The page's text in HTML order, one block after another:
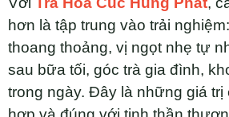
hơn là tập trung vào trải
thoang thoảng, vị ngọt nhẹ tự
sau bữa tối, góc trà gia đình,
trong ngày. Đây là những giá trị